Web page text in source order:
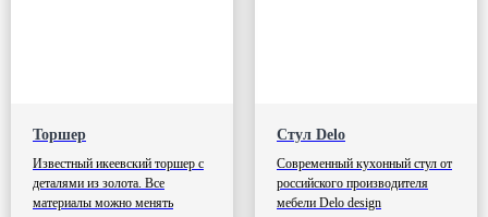
Торшер
Известный икеевский торшер с
деталями из золота. Все
материалы можно менять
Стул Delo
Современный кухонный стул от
российского производителя
мебели Delo design